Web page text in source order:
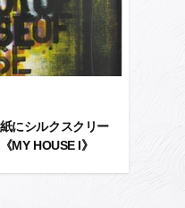
にシルクスクリー
HOUSE I》